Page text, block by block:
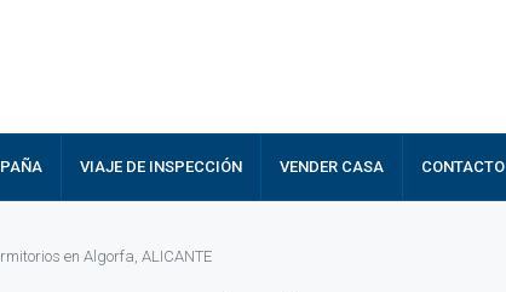
VIAJE DE INSPECCIÓN VENDER CASA CONTACTO
en Algorfa, ALICANTE